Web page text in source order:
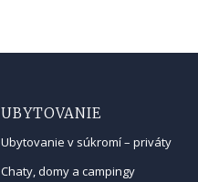
UBYTOVANIE
Ubytovanie v súkromí – priváty
Chaty, domy a campingy